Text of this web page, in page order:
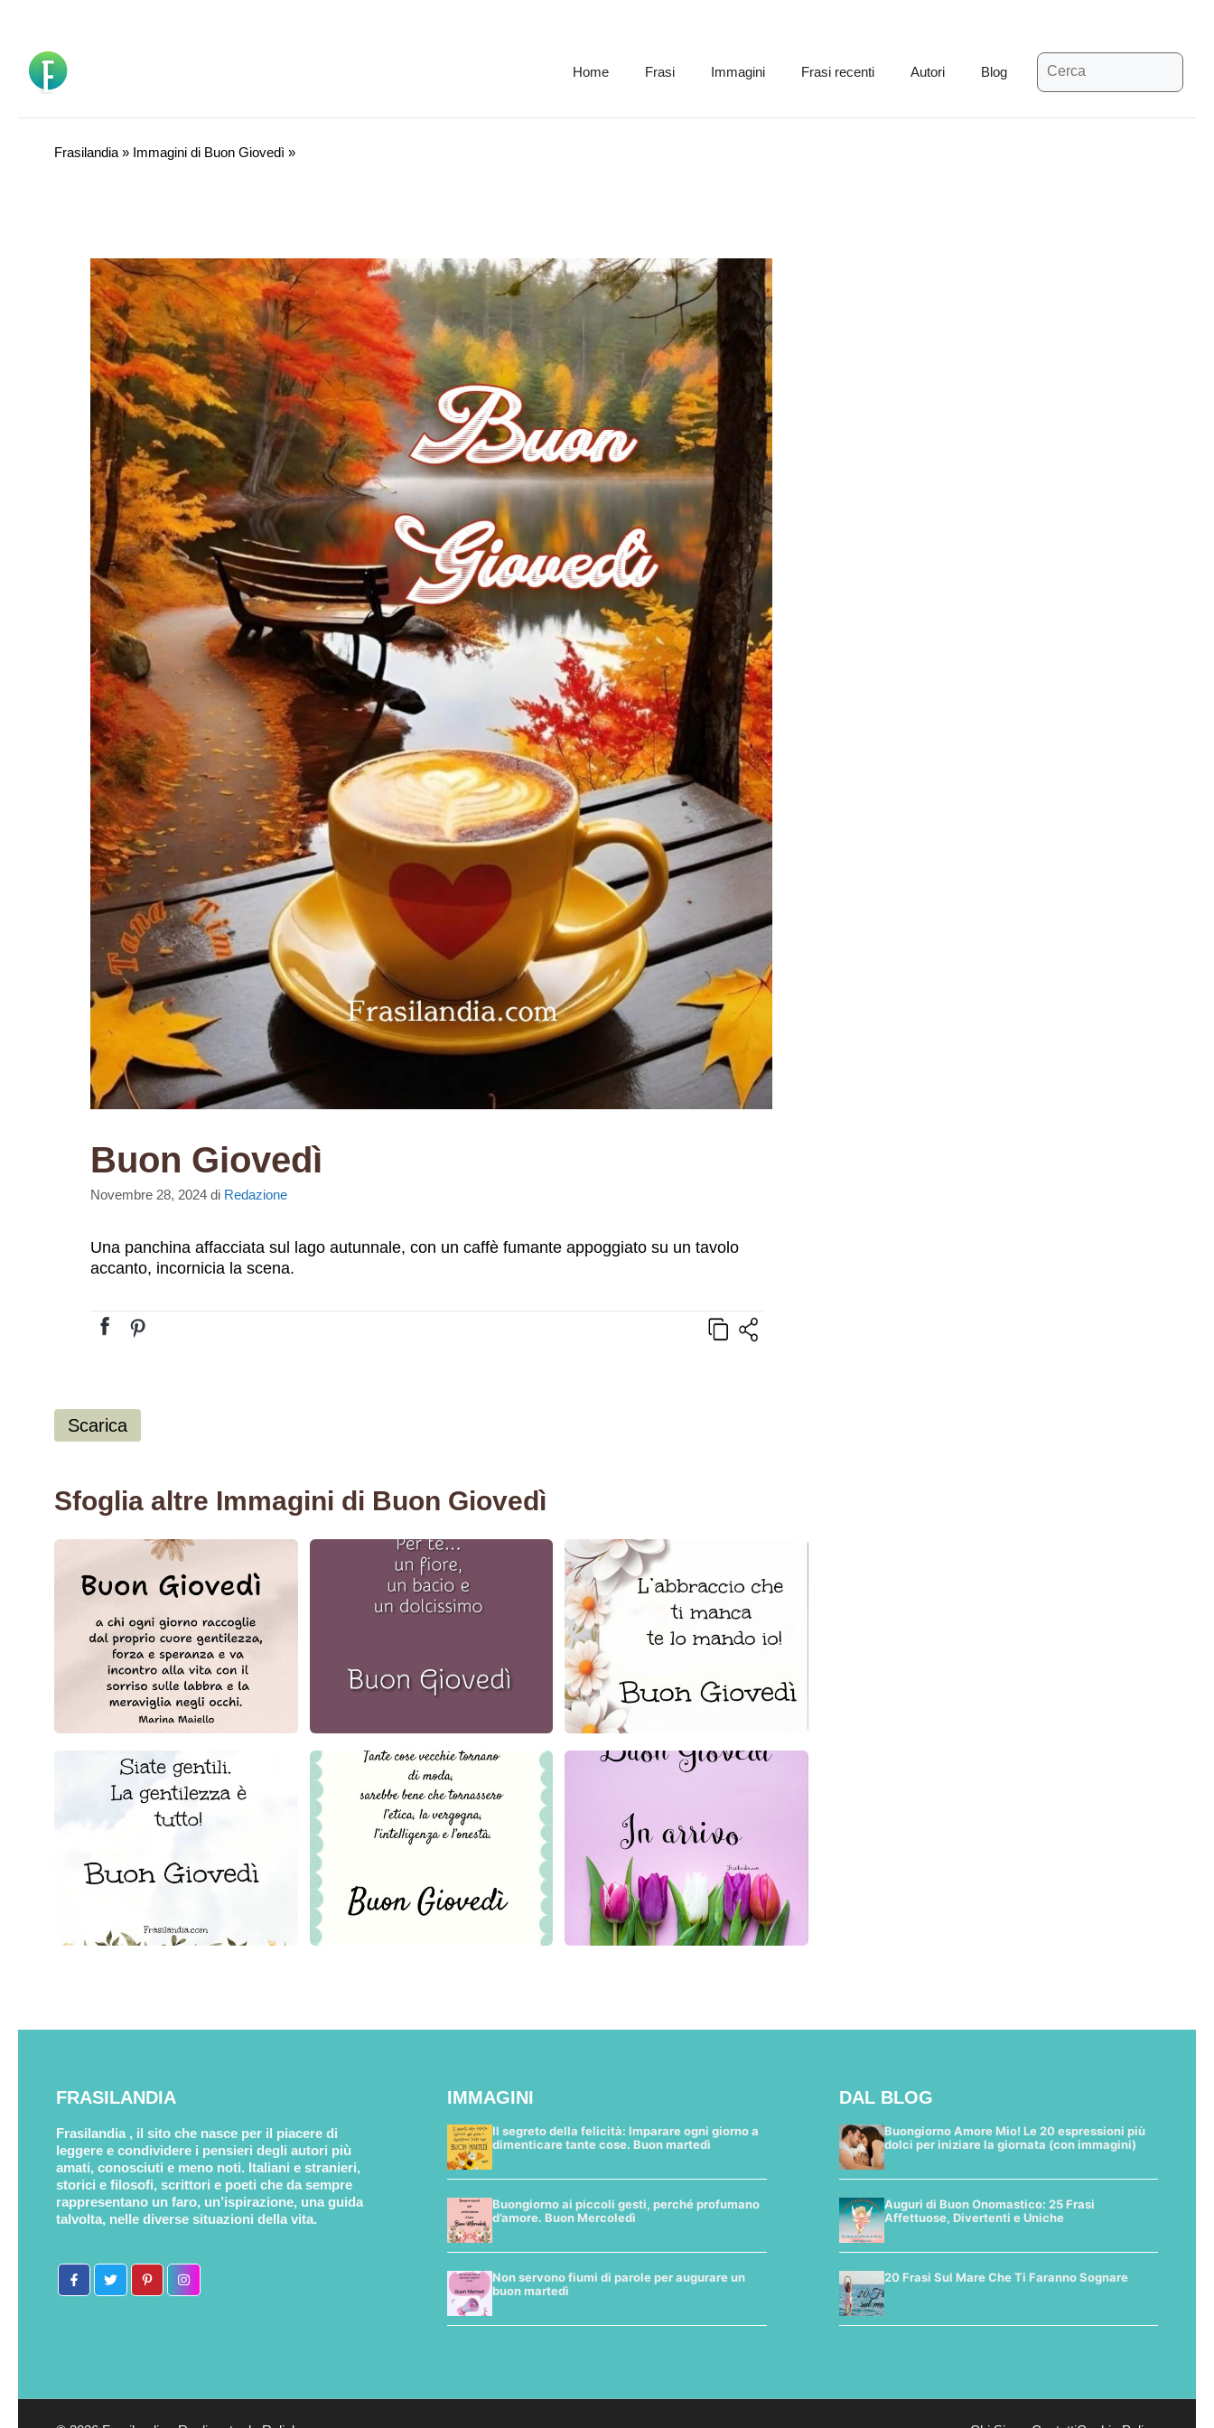
contenuto
Home Frasi Immagini Frasi recenti Autori Blog
Ricerca
per:
Frasilandia » Immagini di Buon Giovedì »
Buon Giovedì
Novembre 28, 2024 di Redazione
Una panchina affacciata sul lago autunnale, con un caffè fumante appoggiato su un tavolo
accanto, incornicia la scena.
Scarica
Sfoglia altre Immagini di Buon Giovedì
FRASILANDIA
Frasilandia , il sito che nasce per il piacere di
leggere e condividere i pensieri degli autori più
amati, conosciuti e meno noti. Italiani e stranieri,
storici e filosofi, scrittori e poeti che da sempre
rappresentano un faro, un’ispirazione, una guida
talvolta, nelle diverse situazioni della vita.
IMMAGINI
Il segreto della felicità: Imparare ogni giorno a
dimenticare tante cose. Buon martedì
Buongiorno ai piccoli gesti, perché profumano
d’amore. Buon Mercoledì
Non servono fiumi di parole per augurare un
buon martedì
DAL BLOG
Buongiorno Amore Mio! Le 20 espressioni più
dolci per iniziare la giornata (con immagini)
Auguri di Buon Onomastico: 25 Frasi
Affettuose, Divertenti e Uniche
20 Frasi Sul Mare Che Ti Faranno Sognare